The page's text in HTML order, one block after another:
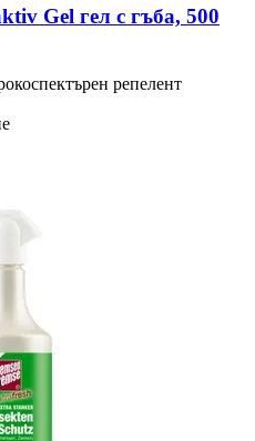
Gel гел с гъба, 500
репелент